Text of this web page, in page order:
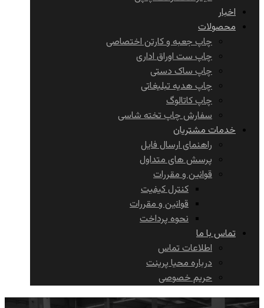
اخبار
محصولات
چاپ جعبه و کارتن اختصاصی
چاپ ست اوراق اداری
چاپ ساک دستی
چاپ هدیه تبلیغاتی
چاپ کاتالوگ
سفارش چاپ تخته شاسی
خدمات مشتریان
راهنمای ارسال فایل
پرسش های متداول
قوانین و مقررات
کنترل کیفیت
قوانین و مقررات
نحوه پرداخت
تماس با ما
اطلاعات تماس
درباره محیا پرینت
حریم خصوصی